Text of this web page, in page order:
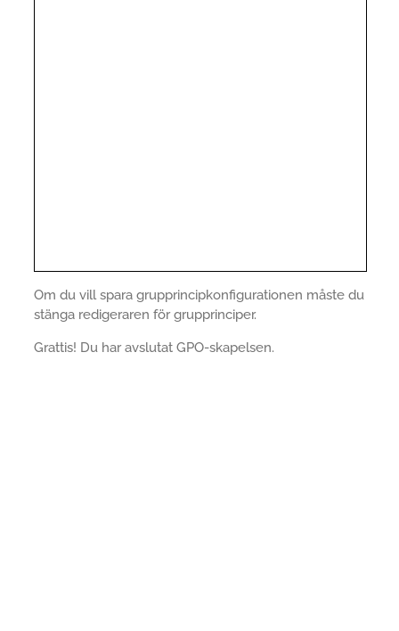
Om du vill spara grupprincipkonfigurationen måste du
stänga redigeraren för grupprinciper.
Grattis! Du har avslutat GPO-skapelsen.